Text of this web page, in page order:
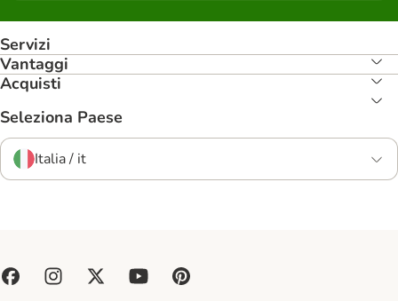
Servizi
Vantaggi
Acquisti
Seleziona Paese
Italia / it